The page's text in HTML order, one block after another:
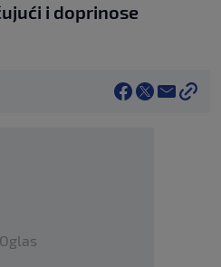
i doprinose
Oglas